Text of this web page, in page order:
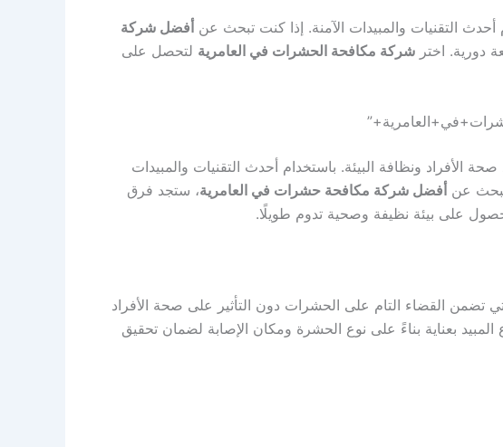
التقنيات والمبيدات الآمنة. إذا كنت تبحث عن أفضل شركة
دورية. اختر شركة مكافحة الحشرات في العامرية لتحصل على
الأفراد ونظافة البيئة. باستخدام أحدث التقنيات والمبيدات
عن أفضل شركة مكافحة حشرات في العامرية، ستجد فرق
على بيئة نظيفة وصحية تدوم طويلًا.
تضمن القضاء التام على الحشرات دون التأثير على صحة الأفراد
المبيد بعناية بناءً على نوع الحشرة ومكان الإصابة لضمان تحقيق